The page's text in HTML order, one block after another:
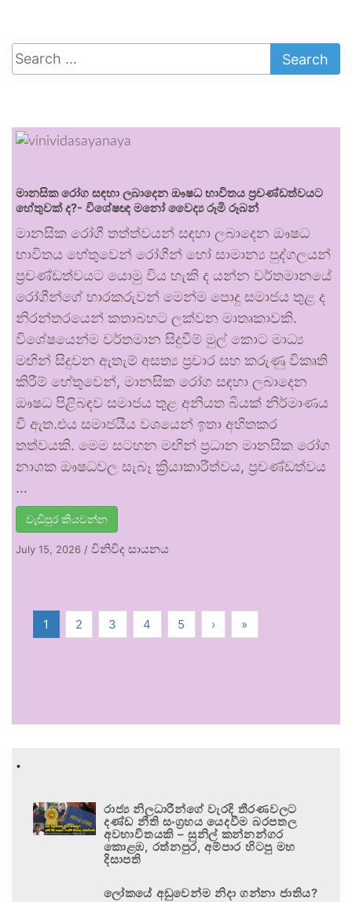
මානසික රෝග සඳහා ලබාදෙන ඖෂධ භාවිතය ප්‍රචණ්ඩත්වයට
හේතුවක් ද?- විශේෂඥ මනෝ වෛද්‍ය රූමි රූබන්
මානසික රෝගී තත්ත්වයන් සඳහා ලබාදෙන ඖෂධ
භාවිතය හේතුවෙන් රෝගීන් හෝ සාමාන්‍ය පුද්ගලයන්
ප්‍රචණ්ඩත්වයට යොමු විය හැකි ද යන්න වර්තමානයේ
රෝගීන්ගේ භාරකරුවන් මෙන්ම පොදු සමාජය තුළ ද
නිරන්තරයෙන් කතාබහට ලක්වන මාතෘකාවකි.
විශේෂයෙන්ම වර්තමාන සිදුවීම් මුල් කොට මාධ්‍ය
මඟින් සිදුවන ඇතැම් අසත්‍ය ප්‍රචාර සහ කරුණු විකෘති
කිරීම් හේතුවෙන්, මානසික රෝග සඳහා ලබාදෙන
ඖෂධ පිළිබඳව සමාජය තුළ අනියත බියක් නිර්මාණය
වී ඇත.එය සමාජයීය වශයෙන් ඉතා අහිතකර
තත්වයකි. මෙම සටහන මඟින් ප්‍රධාන මානසික රෝග
නාශක ඖෂධවල සැබෑ ක්‍රියාකාරීත්වය, ප්‍රචණ්ඩත්වය
…
වැඩිපුර කියවන්න
July 15, 2026 / විනිවිද සායනය
1 2 3 4 5 › »
.
රාජ්‍ය නිලධාරීන්ගේ වැරදි තීරණවලට
දණ්ඩ නීති සංග්‍රහය යෙදවීම බරපතල
අවභාවිතයකි – සුනිල් කන්නන්ගර
කොළඹ, රත්නපුර, අම්පාර හිටපු මහ
දිසාපති
ලෝකයේ අඩුවෙන්ම නිදා ගන්නා ජාතිය?